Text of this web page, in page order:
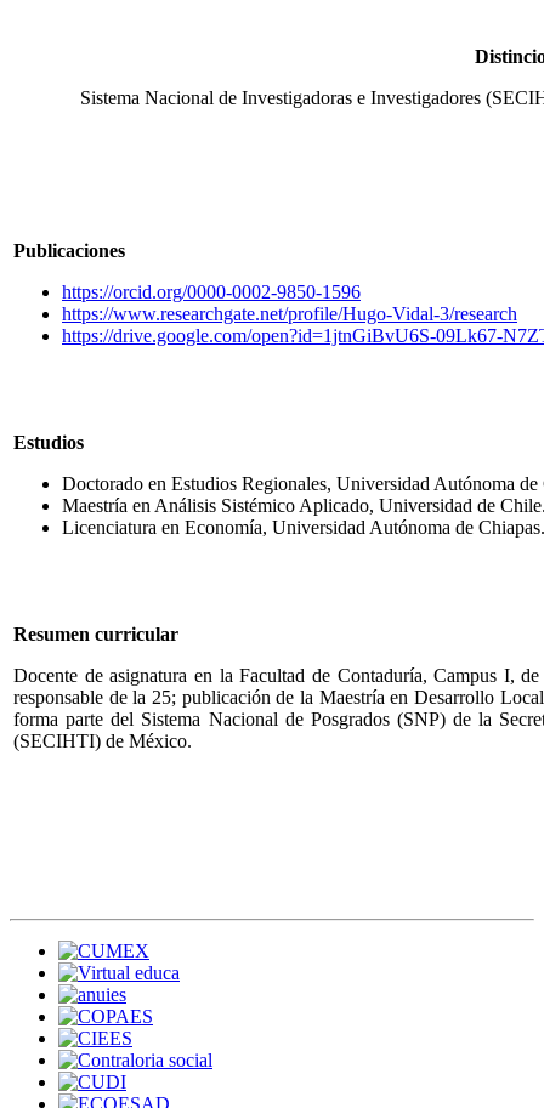
Sistema Nacional de Investigadoras e Investigadores
Publicaciones
https://orcid.org/0000-0002-9850-1596
https://www.researchgate.net/profile/Hugo-Vidal-3/research
https://drive.google.com/open?id=1jtnGiBvU6S-09Lk67-
Estudios
Doctorado en Estudios Regionales, Universidad Autónoma de
Maestría en Análisis Sistémico Aplicado, Universidad de
Licenciatura en Economía, Universidad Autónoma de Chiapas.
Resumen curricular
Docente de asignatura en la Facultad de Contaduría, Campus I,
responsable de la 25; publicación de la Maestría en Desarrollo
forma parte del Sistema Nacional de Posgrados (SNP) de la
(SECIHTI) de México.